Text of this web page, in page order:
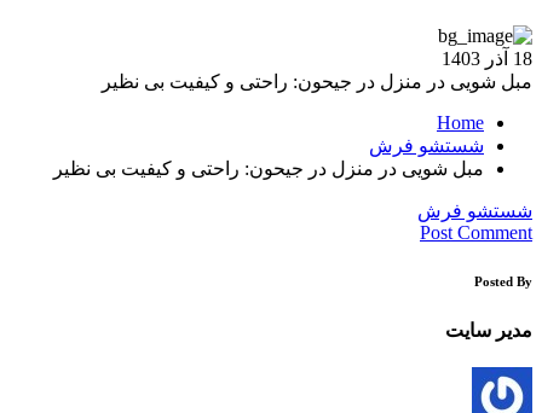
18 آذر 1403
مبل شویی در منزل در جیحون: راحتی و کیفیت بی‌ نظیر
Home
شستشو فرش
مبل شویی در منزل در جیحون: راحتی و کیفیت بی‌ نظیر
شستشو فرش
Post Comment
Posted By
مدیر سایت